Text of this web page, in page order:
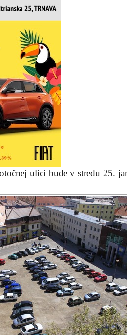
ulici bude v stredu 25.